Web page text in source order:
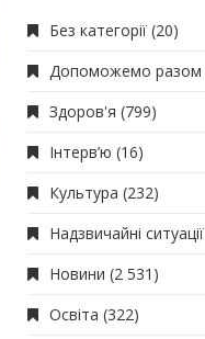
Без категорії (20)
Допоможемо разом
Здоров'я (799)
Інтерв’ю (16)
Культура (232)
Надзвичайні ситуації
Новини (2 531)
Освіта (322)